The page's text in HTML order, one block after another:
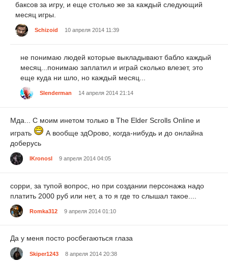
баксов за игру, и еще столько же за каждый следующий
месяц игры.
Schizoid 10 апреля 2014 11:39
не понимаю людей которые выкладывают бабло каждый
месяц...понимаю заплатил и играй сколько влезет, это
еще куда ни шло, но каждый месяц...
Slenderman 14 апреля 2014 21:14
Мда... С моим инетом только в The Elder Scrolls Online и
играть
А вообще здОрово, когда-нибудь и до онлайна
доберусь
IKronosI 9 апреля 2014 04:05
сорри, за тупой вопрос, но при создании персонажа надо
платить 2000 руб или нет, а то я где то слышал такое....
Romka312 9 апреля 2014 01:10
Да у меня посто росбегаються глаза
Skiper1243 8 апреля 2014 20:38